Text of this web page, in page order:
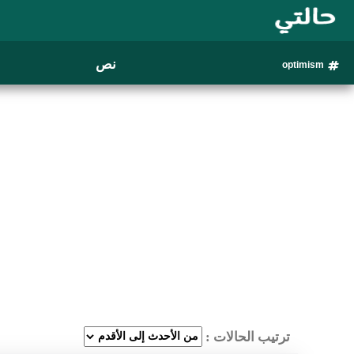
optimism نص
ترتيب الحالات :